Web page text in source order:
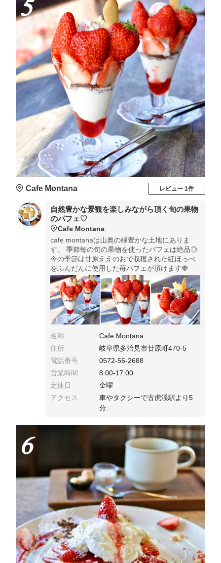
Cafe Montana レビュー 1件
自然豊かな景観を楽しみながら頂く旬の果物
のパフェ♡
Cafe Montana
cafe montanaは山奥の緑豊かな土地にありま
す。 季節毎の旬の果物を使ったパフェは絶品◎
今の季節は廿原ええのおで収穫された紅ほっぺ
をふんだんに使用した苺パフェが頂けます🍓
名称
Cafe Montana
住所
岐阜県多治見市廿原町470-5
電話番号
0572-56-2688
営業時間
8:00-17:00
定休日
金曜
アクセス
車やタクシーで古虎渓駅より5
分.
6